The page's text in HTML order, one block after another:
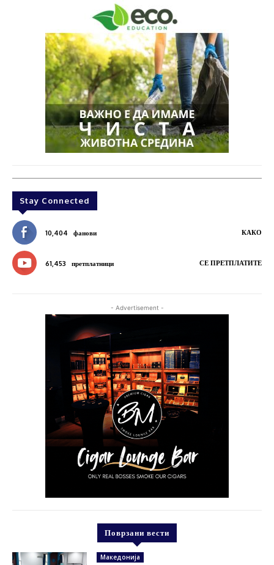
Stay Connected
10,404 фанови КАКО
61,453 претплатници СЕ ПРЕТПЛАТИТЕ
- Advertisement -
Поврзани вести
Македонија